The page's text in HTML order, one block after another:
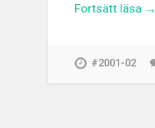
Fortsätt läsa →
#2001-02